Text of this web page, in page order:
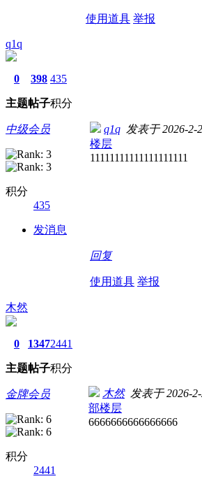
使用道具 举报
q1q
0
主题
398
帖子
435
积分
中级会员
积分
435
发消息
q1q 发表于 2026-2-
楼层
11111111111111111111
回复
使用道具 举报
木然
0
主题
1347
帖子
2441
积分
金牌会员
积分
2441
木然发表于 2026-2-
部楼层
6666666666666666